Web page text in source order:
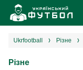
ukrfootball різне
Різне